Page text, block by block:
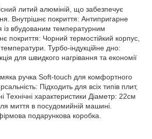
литий алюміній, що забезпечує
Внутрішнє покриття: Антипригарне
із вбудованим температурним
покриття: Чорний термостійкий корпус,
Турбо-індукційне дно:
для швидкого нагрівання та економії
ручка Soft-touch для комфортного
Підходить для всіх типів плит,
Технічні характеристики Діаметр: 22см
миття в посудомийній машині.
подарункова коробка.